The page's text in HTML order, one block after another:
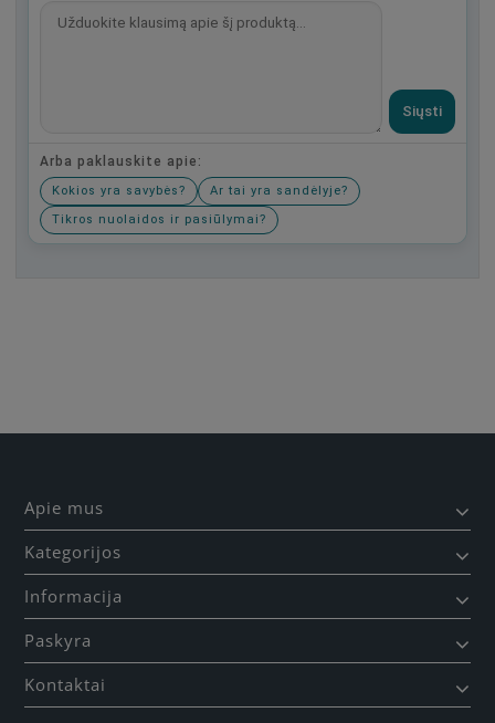
Siųsti
Arba paklauskite apie:
Kokios yra savybės?
Ar tai yra sandėlyje?
Tikros nuolaidos ir pasiūlymai?
Apie mus
Kategorijos
Informacija
Paskyra
Kontaktai